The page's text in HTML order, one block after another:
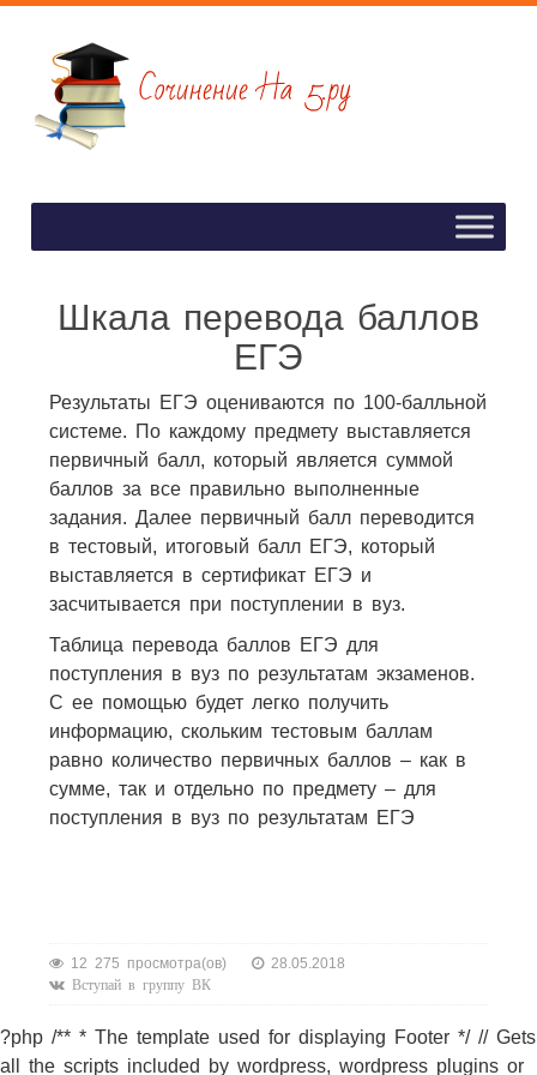
Шкала перевода баллов
ЕГЭ
Результаты ЕГЭ оцениваются по 100-балльной
системе. По каждому предмету выставляется
первичный балл, который является суммой
баллов за все правильно выполненные
задания. Далее первичный балл переводится
в тестовый, итоговый балл ЕГЭ, который
выставляется в сертификат ЕГЭ и
засчитывается при поступлении в вуз.
Таблица перевода баллов ЕГЭ для
поступления в вуз по результатам экзаменов.
С ее помощью будет легко получить
информацию, скольким тестовым баллам
равно количество первичных баллов – как в
сумме, так и отдельно по предмету – для
поступления в вуз по результатам ЕГЭ
12 275 просмотра(ов) 28.05.2018
Вступай в группу ВК
?php /** * The template used for displaying Footer */ // Gets
all the scripts included by wordpress, wordpress plugins or